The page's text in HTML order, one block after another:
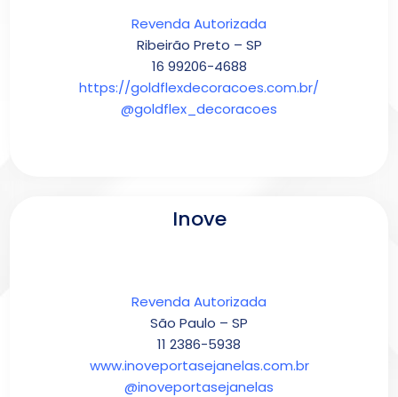
Revenda Autorizada
Ribeirão Preto – SP
16 99206-4688
https://goldflexdecoracoes.com.br/
@goldflex_decoracoes
Inove
Revenda Autorizada
São Paulo – SP
11 2386-5938
www.inoveportasejanelas.com.br
@inoveportasejanelas